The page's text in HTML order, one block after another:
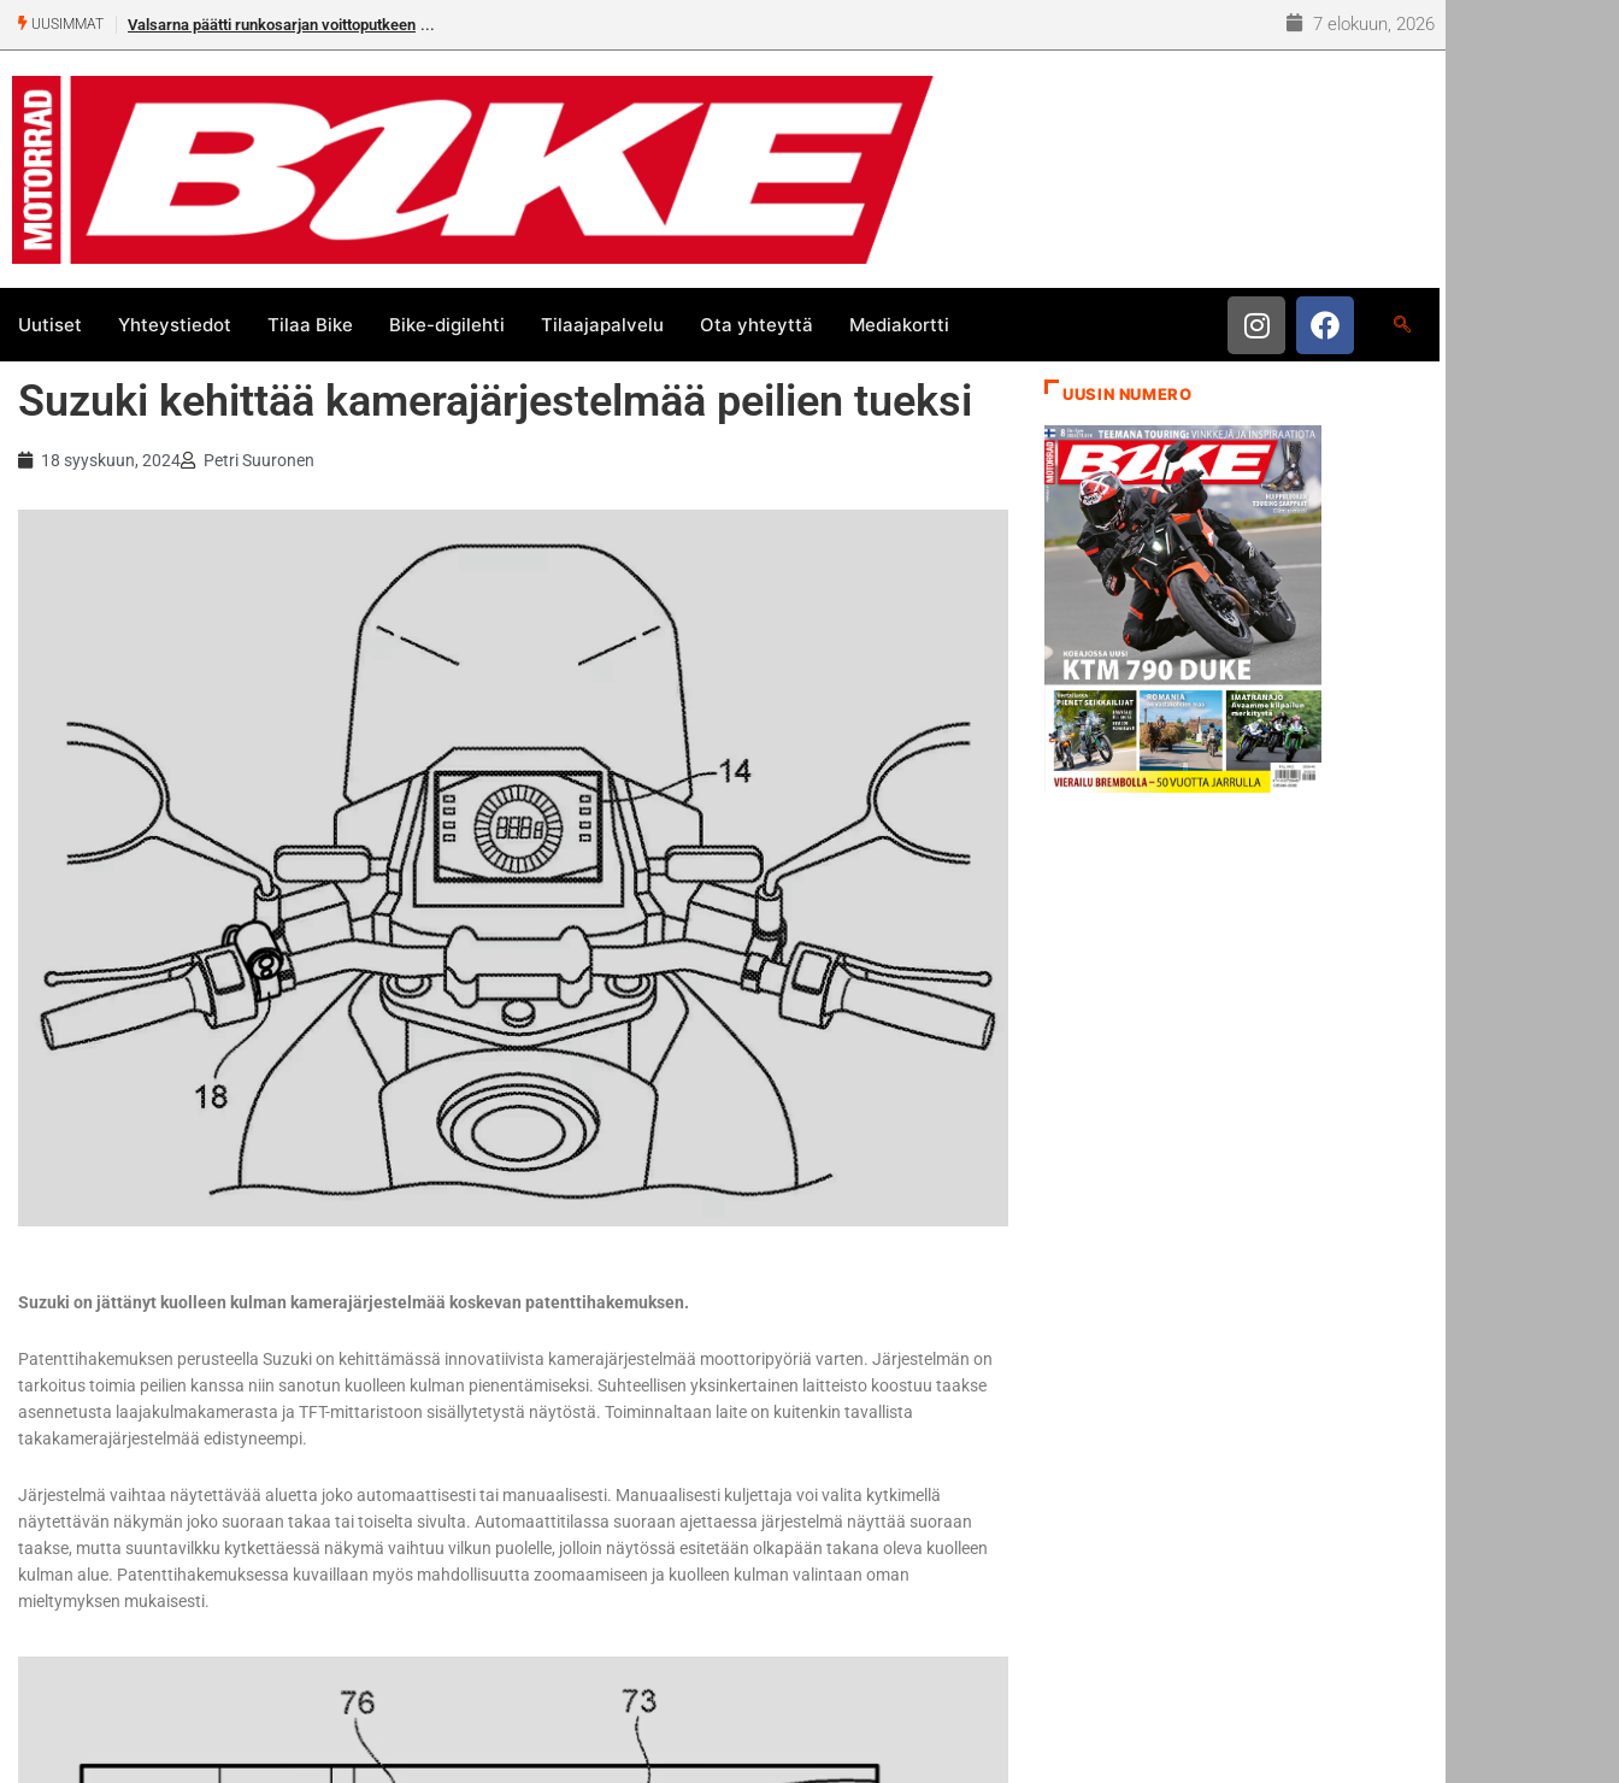
UUSIMMAT Valsarna päätti runkosarjan voittoputkeen
numeroa!
7 elokuun, 2026
Uutiset Yhteystiedot Tilaa Bike Bike-digilehti Tilaajapalvelu Ota yhteyttä Mediakortti
Suzuki kehittää kamerajärjestelmää peilien tueksi
18 syyskuun, 2024 Petri Suuronen
Suzuki on jättänyt kuolleen kulman kamerajärjestelmää koskevan patenttihakemuksen.
Patenttihakemuksen perusteella Suzuki on kehittämässä innovatiivista kamerajärjestelmää moottoripyöriä varten. Järjestelmän on
tarkoitus toimia peilien kanssa niin sanotun kuolleen kulman pienentämiseksi. Suhteellisen yksinkertainen laitteisto koostuu taakse
asennetusta laajakulmakamerasta ja TFT-mittaristoon sisällytetystä näytöstä. Toiminnaltaan laite on kuitenkin tavallista
takakamerajärjestelmää edistyneempi.
Järjestelmä vaihtaa näytettävää aluetta joko automaattisesti tai manuaalisesti. Manuaalisesti kuljettaja voi valita kytkimellä
näytettävän näkymän joko suoraan takaa tai toiselta sivulta. Automaattitilassa suoraan ajettaessa järjestelmä näyttää suoraan
taakse, mutta suuntavilkku kytkettäessä näkymä vaihtuu vilkun puolelle, jolloin näytössä esitetään olkapään takana oleva kuolleen
kulman alue. Patenttihakemuksessa kuvaillaan myös mahdollisuutta zoomaamiseen ja kuolleen kulman valintaan oman
mieltymyksen mukaisesti.
UUSIN NUMERO